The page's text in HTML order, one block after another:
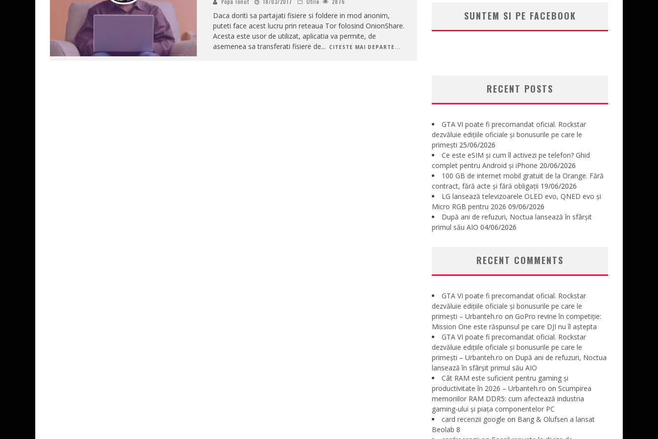
Daca doriti sa partajati fisiere si foldere in mod anonim,
puteti face acest lucru prin reteaua Tor folosind OnionShare.
Acesta este usor de utilizat, aplicatia va permite, de
asemenea sa transferati fisiere de... CITESTE MAI DEPARTE...
SUNTEM SI PE FACEBOOK
RECENT POSTS
GTA VI poate fi precomandat oficial. Rockstar
dezvăluie edițiile oficiale și bonusurile pe care le
primești 25/06/2026
Ce este eSIM și cum îl activezi pe telefon? Ghid
complet pentru Android și iPhone 20/06/2026
100 GB de internet mobil gratuit de la Orange. Fără
contract, fără acte și fără obligații 19/06/2026
LG lansează televizoarele OLED evo, QNED evo și
Micro RGB pentru 2026 09/06/2026
După ani de refuzuri, Noctua lansează în sfârșit
primul său AIO 04/06/2026
RECENT COMMENTS
GTA VI poate fi precomandat oficial. Rockstar
dezvăluie edițiile oficiale și bonusurile pe care le
primești – Urbanteh.ro on GoPro revine în competiție:
Mission One este răspunsul pe care DJI nu îl aștepta
GTA VI poate fi precomandat oficial. Rockstar
dezvăluie edițiile oficiale și bonusurile pe care le
primești – Urbanteh.ro on După ani de refuzuri, Noctua
lansează în sfârșit primul său AIO
Cât RAM este suficient pentru gaming și
productivitate în 2026 – Urbanteh.ro on Scumpirea
memoriilor RAM DDR5: cum afectează industria
gaming-ului și piața componentelor PC
card recenzii google on Bang & Olufsen a lansat
Beolab 8